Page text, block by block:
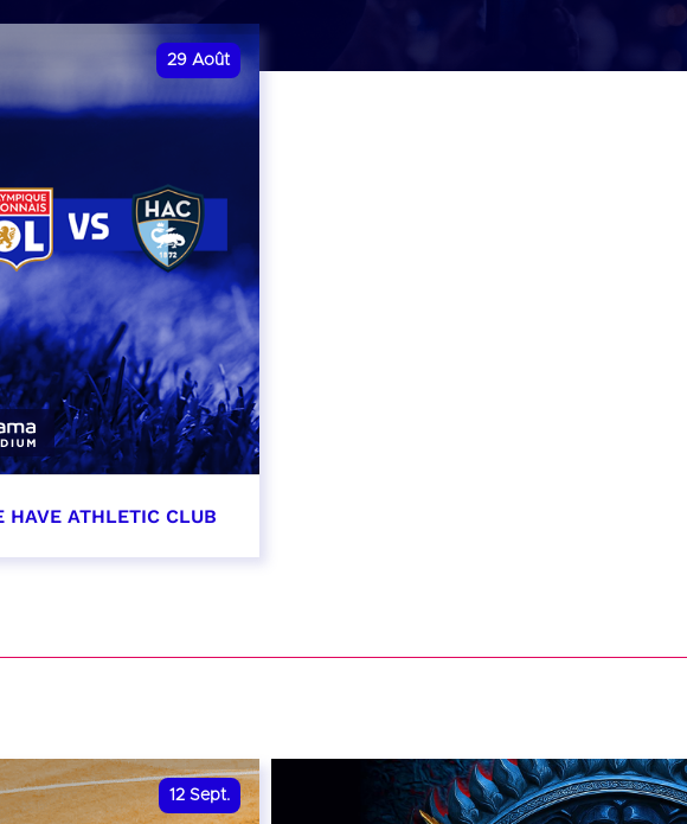
29 Août
HAVE ATHLETIC CLUB
12 Sept.